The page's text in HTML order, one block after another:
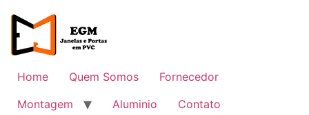
para
conteúdo
Home
Quem Somos
Fornecedor
Montagem
Aluminio Contato